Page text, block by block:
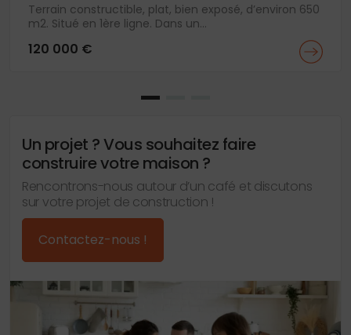
Terrain constructible, plat, bien exposé, d’environ 650
m2. Situé en 1ère ligne. Dans un...
120 000 €
Un projet ? Vous souhaitez faire
construire votre maison ?
Rencontrons-nous autour d’un café et discutons
sur votre projet de construction !
Contactez-nous !